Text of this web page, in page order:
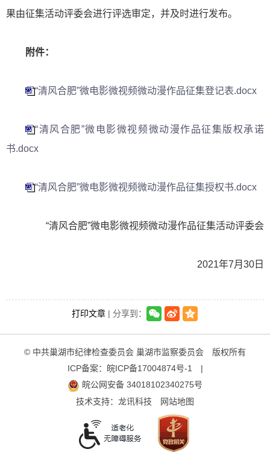
果由征集活动评委会进行评选审定，并及时进行发布。
附件：
“清风合肥”微电影微视频微动漫作品征集登记表.docx
“清风合肥”微电影微视频微动漫作品征集版权承诺
书.docx
“清风合肥”微电影微视频微动漫作品征集授权书.docx
“清风合肥”微电影微视频微动漫作品征集活动评委会
2021年7月30日
打印文章 | 分享到：
© 中共巢湖市纪律检查委员会 巢湖市监察委员会 版权所有
ICP备案： 皖ICP备17004874号-1
|
皖公网安备 34018102340275号
技术支持： 龙讯科技 网站地图